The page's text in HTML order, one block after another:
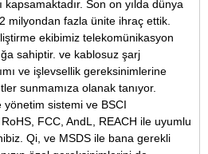
Son on yılda dünya
milyondan fazla ünite ihraç ettik.
ekibimiz telekomünikasyon
sahiptir. ve kablosuz şarj
ve işlevsellik gereksinimlerine
sunmamıza olanak tanıyor.
yönetim sistemi ve BSCI
RoHS, FCC, AndL, REACH ile uyumlu
Qi, ve MSDS ile bana gerekli